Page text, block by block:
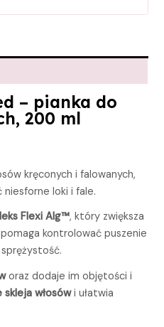
– pianka do
200 ml
kręconych i falowanych,
loki i fale.
Flexi Alg™, który zwiększa
kontrolować puszenie
oraz dodaje im objętości i
skleja włosówi ułatwia